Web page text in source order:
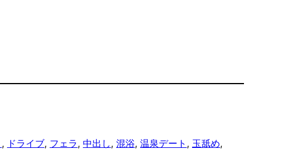
, ドライブ, フェラ, 中出し, 混浴, 温泉デート , 玉舐め